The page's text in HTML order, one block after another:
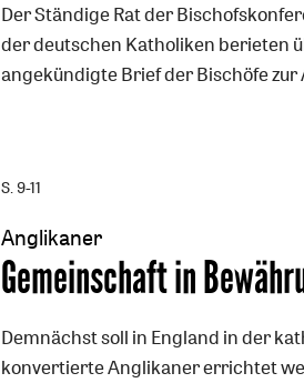
Der Ständige Rat der
der deutschen Katholiken berieten
angekündigte Brief der Bischöfe
S. 9-11
Anglikaner
:
Gemeinschaft in
Demnächst soll in England in der
konvertierte Anglikaner errichtet